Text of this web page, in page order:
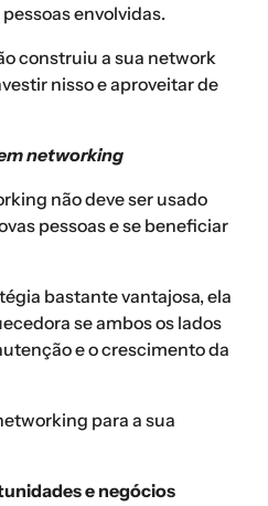
envolvidas.
construiu a sua network
nisso e aproveitar de
networking
não deve ser usado
pessoas e se beneficiar
bastante vantajosa, ela
se ambos os lados
e o crescimento da
para a sua
e negócios